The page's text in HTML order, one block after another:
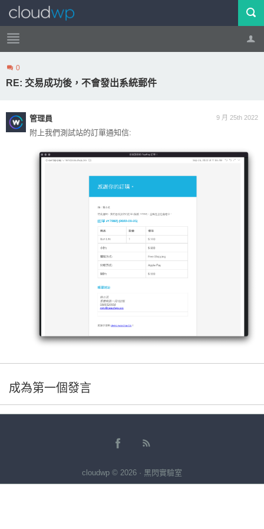
帳號 登出
0
RE: 交易成功後，不會發出系統郵件
9 月 25th 2022
管理員
附上我們測試站的訂單通知信:
成為第一個發言
cloudwp © 2026 · 黑閃實驗室